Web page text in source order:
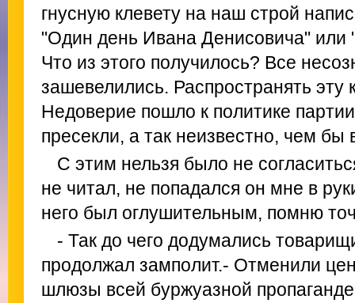
гнусную клевету на наш строй
"Один день Ивана Денисовича"
Что из этого получилось? Все
зашевелились. Распространять эту
Недоверие пошло к политике
пресекли, а так неизвестно, чем бы
С этим нельзя было не
не читал, не попадался он мне в
него был оглушительным, помню
- Так до чего додумались
продолжал замполит.- Отменили
шлюзы всей буржуазной